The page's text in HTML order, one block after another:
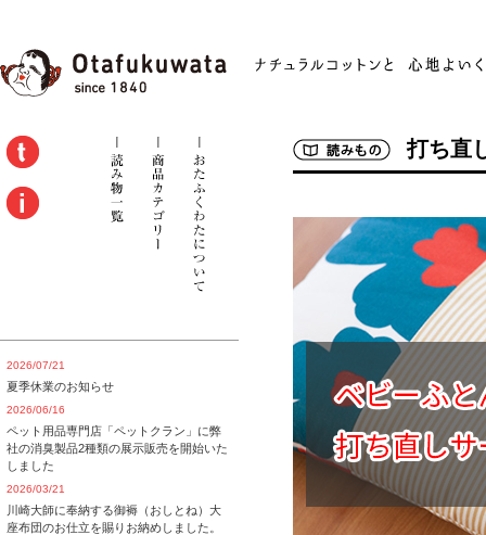
打ち直
2026/07/21
夏季休業のお知らせ
2026/06/16
ペット用品専門店「ペットクラン」に弊
社の消臭製品2種類の展示販売を開始いた
しました
2026/03/21
川崎大師に奉納する御褥（おしとね）大
座布団のお仕立を賜りお納めしました。